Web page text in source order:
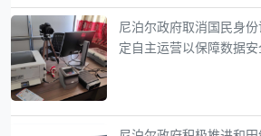
尼泊尔政府取消国民身
定自主运营以保障数据安